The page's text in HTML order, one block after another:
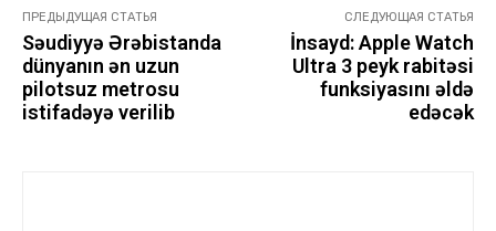
ПРЕДЫДУЩАЯ СТАТЬЯ
Səudiyyə Ərəbistanda
dünyanın ən uzun
pilotsuz metrosu
istifadəyə verilib
СЛЕДУЮЩАЯ СТАТЬЯ
İnsayd: Apple Watch
Ultra 3 peyk rabitəsi
funksiyasını əldə
edəcək